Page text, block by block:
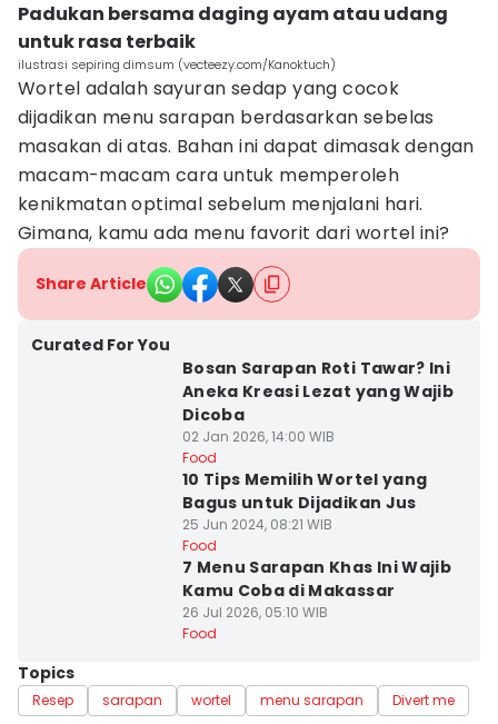
Padukan bersama daging ayam atau udang
untuk rasa terbaik
ilustrasi sepiring dimsum (vecteezy.com/Kanoktuch)
Wortel adalah sayuran sedap yang cocok
dijadikan menu sarapan berdasarkan sebelas
masakan di atas. Bahan ini dapat dimasak dengan
macam-macam cara untuk memperoleh
kenikmatan optimal sebelum menjalani hari.
Gimana, kamu ada menu favorit dari wortel ini?
Share Article
Curated For You
Bosan Sarapan Roti Tawar? Ini
Aneka Kreasi Lezat yang Wajib
Dicoba
02 Jan 2026, 14:00 WIB
Food
10 Tips Memilih Wortel yang
Bagus untuk Dijadikan Jus
25 Jun 2024, 08:21 WIB
Food
7 Menu Sarapan Khas Ini Wajib
Kamu Coba di Makassar
26 Jul 2026, 05:10 WIB
Food
Topics
Resep sarapan wortel menu sarapan Divert me